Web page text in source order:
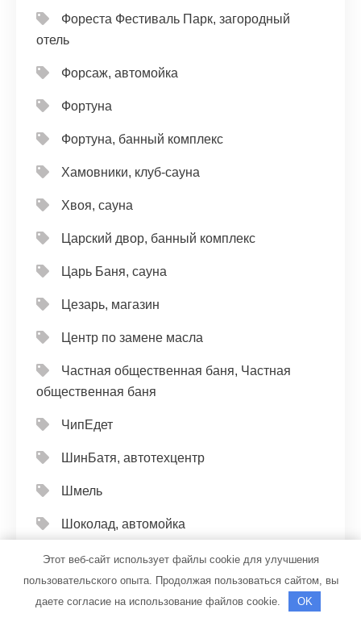
Фореста Фестиваль Парк, загородный
отель
Форсаж, автомойка
Фортуна
Фортуна, банный комплекс
Хамовники, клуб-сауна
Хвоя, сауна
Царский двор, банный комплекс
Царь Баня, сауна
Цезарь, магазин
Центр по замене масла
Частная общественная баня, Частная
общественная баня
ЧипЕдет
ШинБатя, автотехцентр
Шмель
Шоколад, автомойка
Эвкалипт, баня
Этот веб-сайт использует файлы cookie для улучшения
пользовательского опыта. Продолжая пользоваться сайтом, вы
даете согласие на использование файлов cookie.
OK